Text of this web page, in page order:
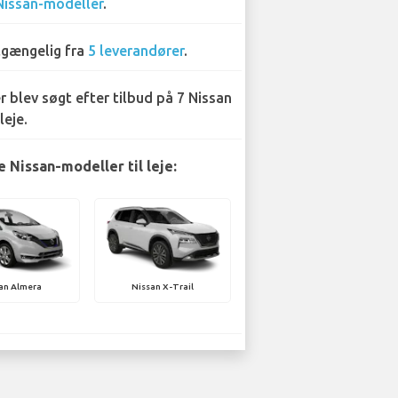
modeller.
fra 5 leverandører.
blev søgt efter tilbud på 7 Nissan
Nissan-modeller til leje:
Almera Nissan X-Trail